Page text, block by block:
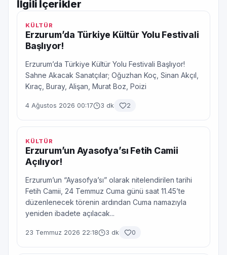
İlgili İçerikler
KÜLTÜR
Erzurum’da Türkiye Kültür Yolu Festivali
Başlıyor!
Erzurum’da Türkiye Kültür Yolu Festivali Başlıyor!
Sahne Akacak Sanatçılar; Oğuzhan Koç, Sinan Akçıl,
Kıraç, Buray, Alişan, Murat Boz, Poizi
4 Ağustos 2026 00:17 3 dk 2
KÜLTÜR
Erzurum’un Ayasofya’sı Fetih Camii
Açılıyor!
Erzurum’un “Ayasofya’sı” olarak nitelendirilen tarihi
Fetih Camii, 24 Temmuz Cuma günü saat 11.45’te
düzenlenecek törenin ardından Cuma namazıyla
yeniden ibadete açılacak...
23 Temmuz 2026 22:18 3 dk 0